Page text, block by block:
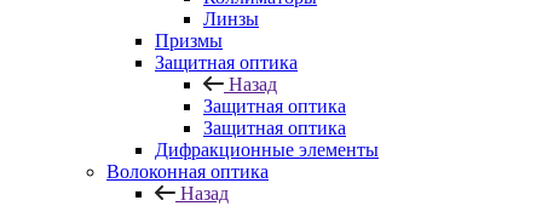
Линзы
Призмы
Защитная оптика
Назад
Защитная оптика
Защитная оптика
Дифракционные элементы
Волоконная оптика
Назад